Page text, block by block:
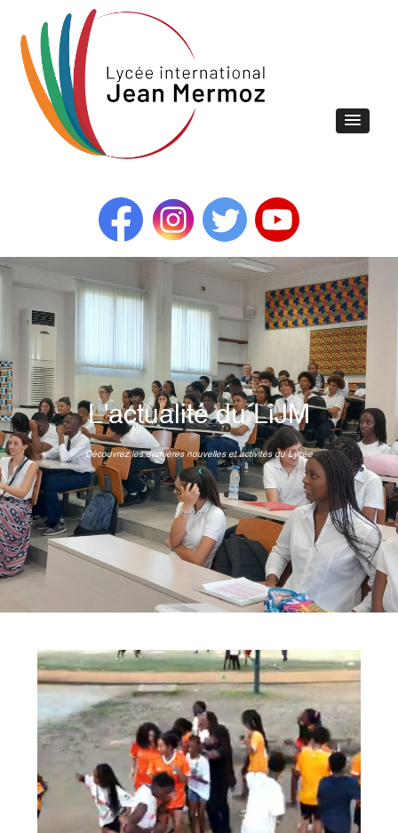
L'actualité du LiJM
Découvrez les dernières nouvelles et activités du Lycée